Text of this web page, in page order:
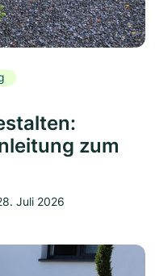
zum
Juli 2026